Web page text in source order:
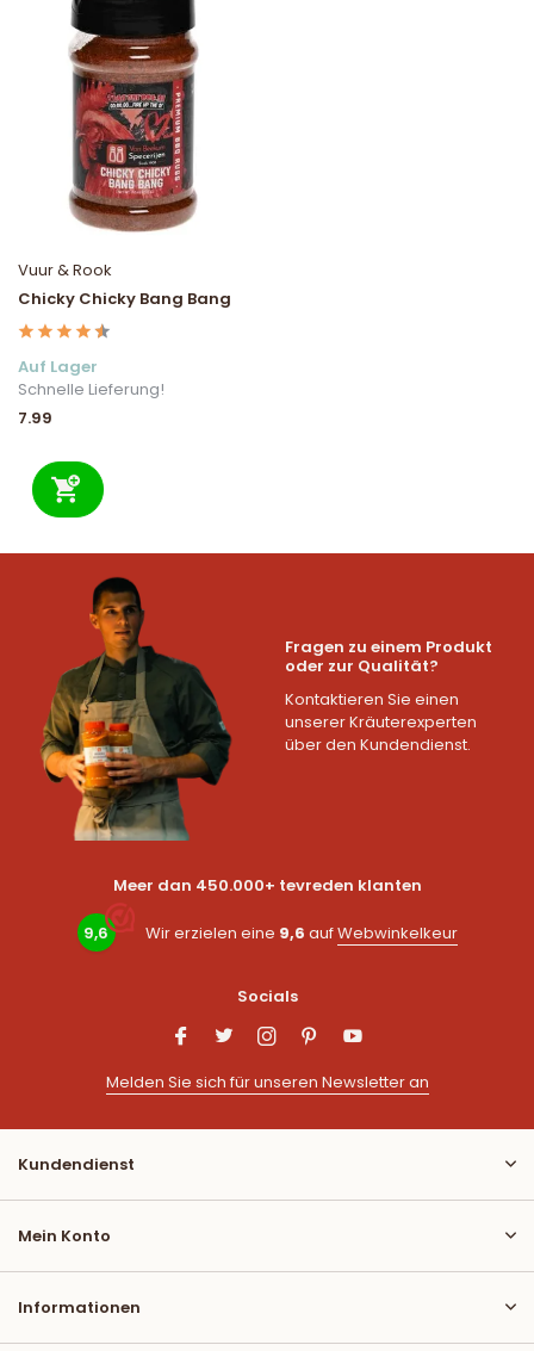
Vuur & Rook
Chicky Chicky Bang Bang
Auf Lager
Schnelle Lieferung!
7.99
Fragen zu einem Produkt
oder zur Qualität?
Kontaktieren Sie einen
unserer Kräuterexperten
über den Kundendienst.
Meer dan 450.000+ tevreden klanten
9,6 Wir erzielen eine 9,6 aufWebwinkelkeur
Socials
Melden Sie sich für unseren Newsletter an
Kundendienst
Mein Konto
Informationen